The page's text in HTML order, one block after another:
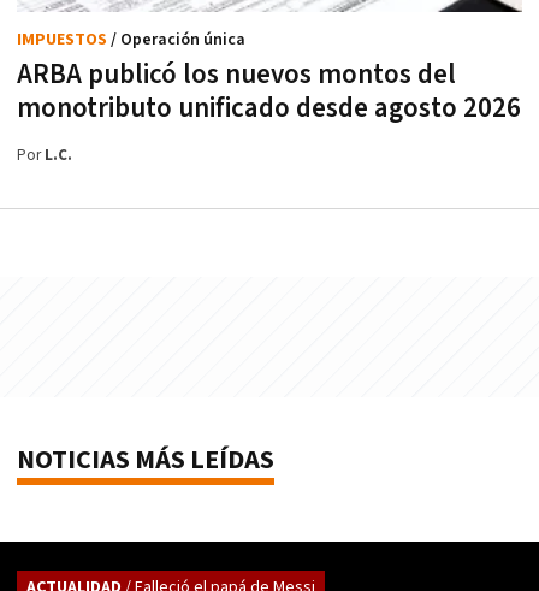
ARBA publicó los nuevos montos del
monotributo unificado desde agosto 2026
IMPUESTOS / Operación única
PorL.C.
NOTICIAS MÁS LEÍDAS